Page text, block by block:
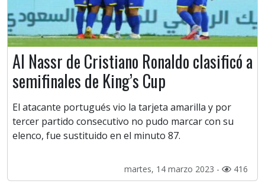
Al Nassr de Cristiano Ronaldo clasificó a
semifinales de King’s Cup
El atacante portugués vio la tarjeta amarilla y por
tercer partido consecutivo no pudo marcar con su
elenco, fue sustituido en el minuto 87.
martes, 14 marzo 2023 - 416